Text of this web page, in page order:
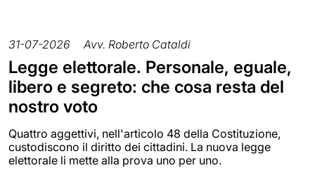
31-07-2026 Avv. Roberto Cataldi
Legge elettorale. Personale, eguale,
libero e segreto: che cosa resta del
nostro voto
Quattro aggettivi, nell'articolo 48 della Costituzione,
custodiscono il diritto dei cittadini. La nuova legge
elettorale li mette alla prova uno per uno.